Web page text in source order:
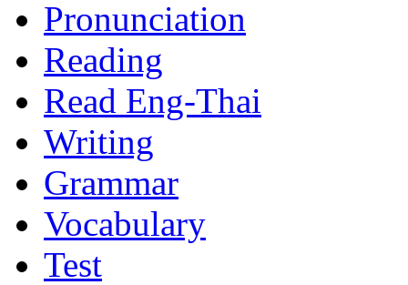
Pronunciation
Reading
Read Eng-Thai
Writing
Grammar
Vocabulary
Test